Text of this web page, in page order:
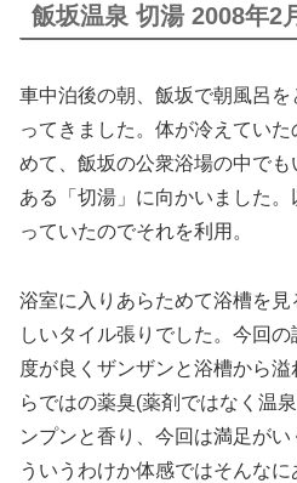
飯坂温泉 切湯 2008年2
車中泊後の朝、飯坂で朝風呂
ってきました。体が冷えてい
めて、飯坂の公衆浴場の中で
ある「切湯」に向かいました
っていたのでそれを利用。
浴室に入りあらためて浴槽を
しいタイル張りでした。今回
度が良くザンザンと浴槽から
らではの薬臭(薬剤ではなく温
ンプンと香り、今回は満足が
ういうわけか体感ではそんな